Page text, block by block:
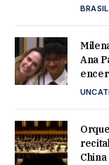
BRASIL
Ana
China